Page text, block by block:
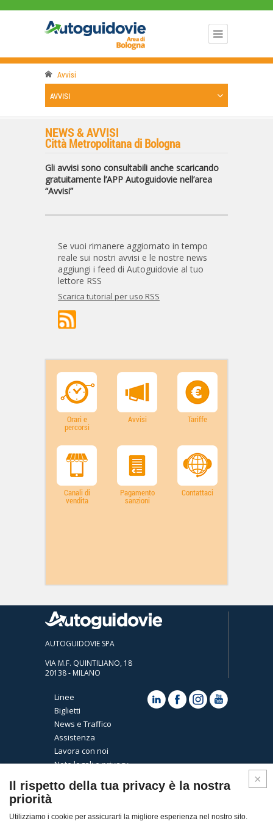
Avvisi
AVVISI
NEWS & AVVISI
Città Metropolitana di Bologna
Gli avvisi sono consultabili anche scaricando
gratuitamente l’APP Autoguidovie nell’area
“Avvisi”
Se vuoi rimanere aggiornato in tempo
reale sui nostri avvisi e le nostre news
aggiungi i feed di Autoguidovie al tuo
lettore RSS
Scarica tutorial per uso RSS
Orari e
percorsi
Avvisi Tariffe
Canali di
vendita
Pagamento
sanzioni
Contattaci
AUTOGUIDOVIE SPA
VIA M.F. QUINTILIANO, 18
20138 - MILANO
Linee
Biglietti
News e Traffico
Assistenza
Lavora con noi
Note legali e privacy
Il rispetto della tua privacy è la nostra
priorità
Utilizziamo i cookie per assicurarti la migliore esperienza nel nostro sito.